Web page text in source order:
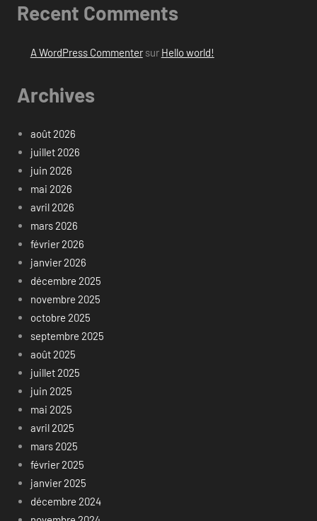
Recent Comments
A WordPress Commentersur Hello world!
Archives
août 2026
juillet 2026
juin 2026
mai 2026
avril 2026
mars 2026
février 2026
janvier 2026
décembre 2025
novembre 2025
octobre 2025
septembre 2025
août 2025
juillet 2025
juin 2025
mai 2025
avril 2025
mars 2025
février 2025
janvier 2025
décembre 2024